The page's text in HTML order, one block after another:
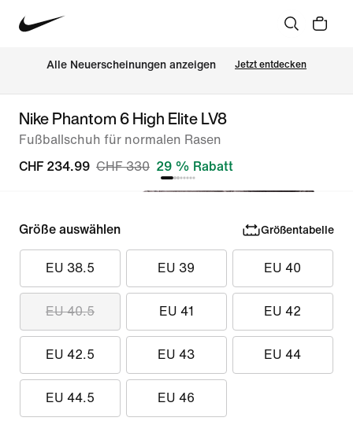
Alle Neuerscheinungen anzeigen Jetzt entdecken
Nike Phantom 6 High Elite LV8
Fußballschuh für normalen Rasen
CHF 234.99 CHF 330 29 % Rabatt
Größe auswählen Größentabelle
EU 38.5 EU 39 EU 40
EU 40.5 EU 41 EU 42
EU 42.5 EU 43 EU 44
EU 44.5 EU 46